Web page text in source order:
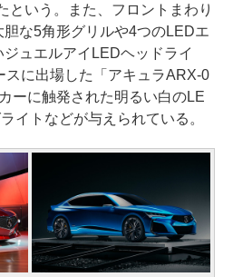
という。また、フロントまわり
な5角形グリルや4つのLEDエ
ュエルアイLEDヘッドライ
スに出場した「アキュラARX-0
ーに触発された明るい白のLE
イトなどが与えられている。